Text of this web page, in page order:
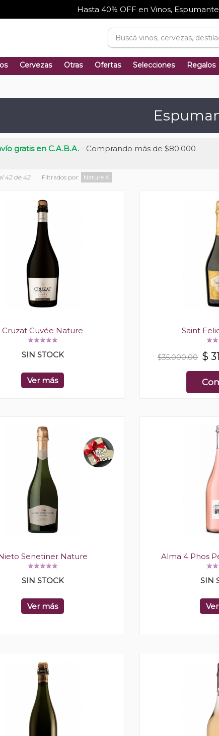
Hasta 40% OFF en Vinos,
Cervezas Otras Ofertas Selecciones Regalos
gratis en C.A.B.A. - Comprando más de $80.000
42 de 42 Filtrados por: Nature X
Cruzat Cuvée Nature
SIN STOCK
Ver más
Saint
$35.000,00 $
Senetiner Nature
SIN STOCK
Ver más
Alma 4 Phos
SIN